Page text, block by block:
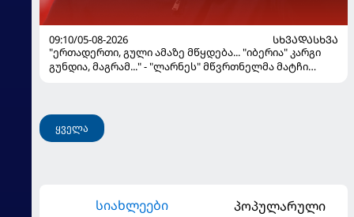
09:10/05-08-2026
ᲡᲮᲕᲐᲓᲐᲡᲮᲕᲐ
"ერთადერთი, გული ამაზე მწყდება... "იბერია" კარგი
გუნდია, მაგრამ..." - "ლარნეს" მწვრთნელმა მატჩი
ყველა
სიახლეები პოპულარული